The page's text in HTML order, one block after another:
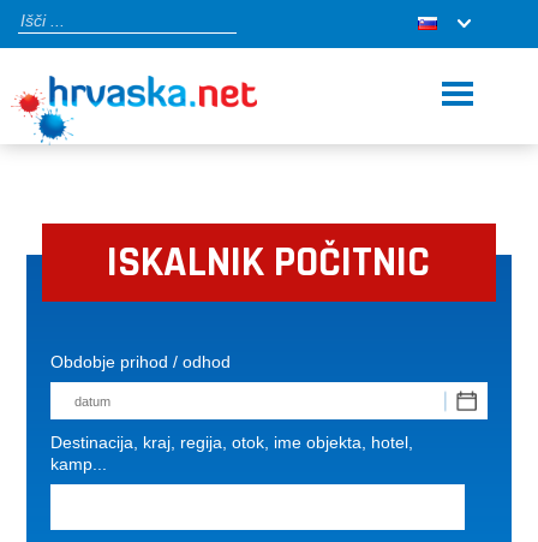
ISKALNIK POČITNIC
Obdobje prihod / odhod
Destinacija, kraj, regija, otok, ime objekta, hotel,
kamp...